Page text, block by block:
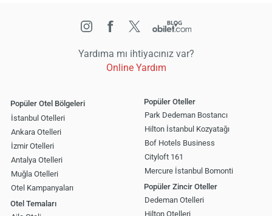
Yardıma mı ihtiyacınız var?
Online Yardım
Popüler Otel Bölgeleri
İstanbul Otelleri
Ankara Otelleri
İzmir Otelleri
Antalya Otelleri
Muğla Otelleri
Otel Kampanyaları
Otel Temaları
Popüler Oteller
Park Dedeman Bostancı
Hilton İstanbul Kozyatağı
Bof Hotels Business
Cityloft 161
Mercure İstanbul Bomonti
Popüler Zincir Oteller
Dedeman Otelleri
Hilton Otelleri